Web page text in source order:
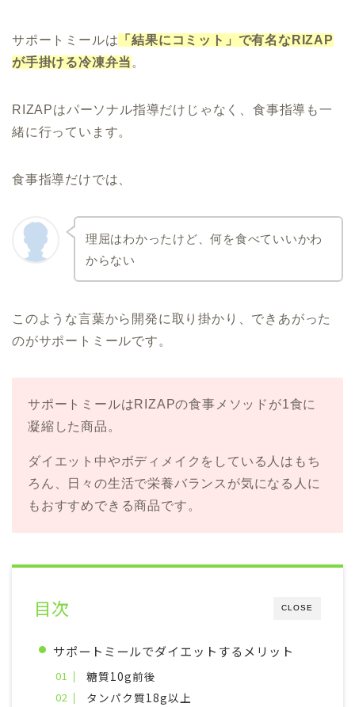
サポートミールは 「結果にコミット」で有名なRIZAP
が手掛ける冷凍弁当 。
RIZAPはパーソナル指導だけじゃなく、食事指導も一
緒に行っています。
食事指導だけでは、
理屈はわかったけど、何を食べていいかわ
からない
このような言葉から開発に取り掛かり、できあがった
のがサポートミールです。
サポートミールはRIZAPの食事メソッドが1食に
凝縮した商品。
ダイエット中やボディメイクをしている人はもち
ろん、日々の生活で栄養バランスが気になる人に
もおすすめできる商品です。
CLOSE
目次
サポートミールでダイエットするメリット
糖質10g前後
タンパク質18g以上